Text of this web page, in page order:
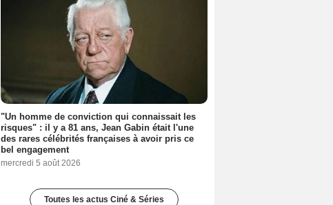
"Un homme de conviction qui connaissait les
risques" : il y a 81 ans, Jean Gabin était l'une
des rares célébrités françaises à avoir pris ce
bel engagement
mercredi 5 août 2026
Toutes les actus Ciné & Séries